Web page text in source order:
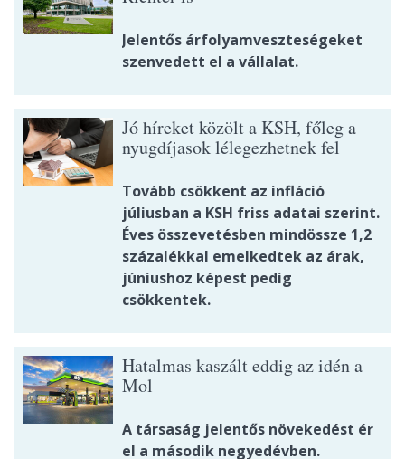
Jelentős árfolyamveszteségeket
szenvedett el a vállalat.
Jó híreket közölt a KSH, főleg a
nyugdíjasok lélegezhetnek fel
Tovább csökkent az infláció
júliusban a KSH friss adatai szerint.
Éves összevetésben mindössze 1,2
százalékkal emelkedtek az árak,
júniushoz képest pedig
csökkentek.
Hatalmas kaszált eddig az idén a
Mol
A társaság jelentős növekedést ér
el a második negyedévben.